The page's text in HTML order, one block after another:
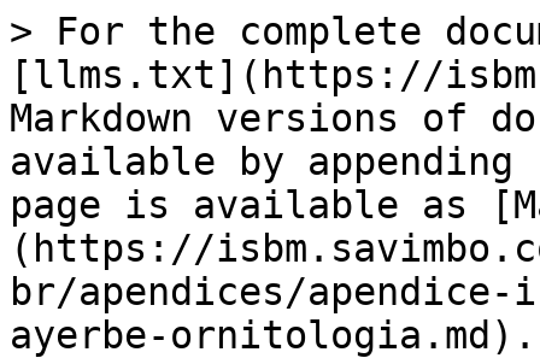
> For the complete
[llms.txt](https://
Markdown versions of
available by
page is available as
(https://
br/apendices/
ayerbe-ornitologia.md).